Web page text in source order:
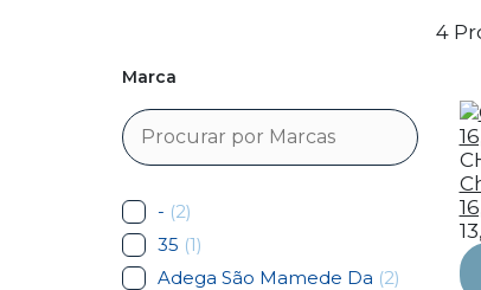
Marca
- (2)
35 (1)
Adega São Mamede Da (2)
4